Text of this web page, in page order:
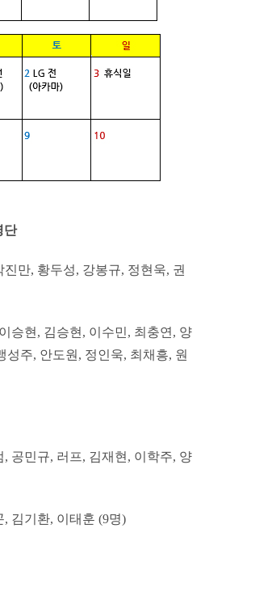
단
만, 황두성, 강봉규, 정현욱, 권
승현, 김승현, 이수민, 최충연, 양
주, 안도원, 정인욱, 최채흥, 원
공민규, 러프, 김재현, 이학주, 양
김기환, 이태훈 (9명)